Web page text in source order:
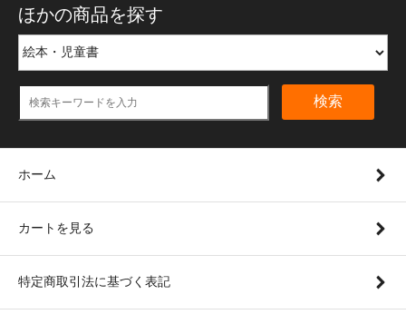
ほかの商品を探す
検索
ホーム
カートを見る
特定商取引法に基づく表記